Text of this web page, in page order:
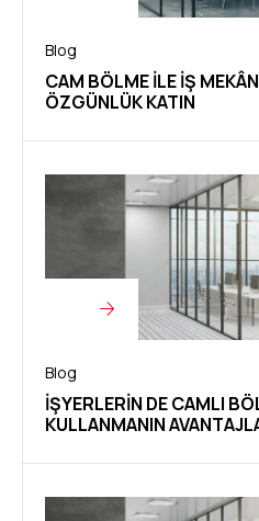
Blog
CAM BÖLME ILE İŞ
ÖZGÜNLÜK KATIN
Blog
İŞYERLERIN DE CAMLI
KULLANMANIN